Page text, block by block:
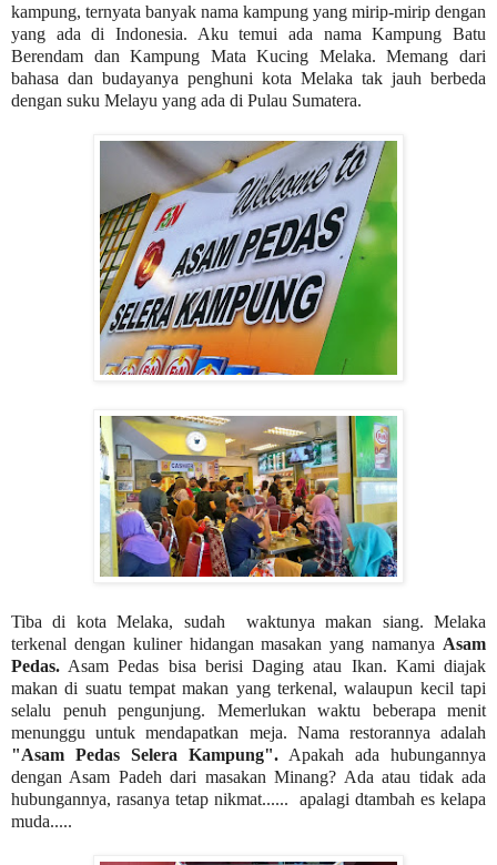
kampung, ternyata banyak nama kampung yang mirip-mirip dengan
yang ada di Indonesia. Aku temui ada nama Kampung Batu
Berendam dan Kampung Mata Kucing Melaka. Memang dari
bahasa dan budayanya penghuni kota Melaka tak jauh berbeda
dengan suku Melayu yang ada di Pulau Sumatera.
Tiba di kota Melaka, sudah waktunya makan siang. Melaka
terkenal dengan kuliner hidangan masakan yang namanya Asam
Pedas. Asam Pedas bisa berisi Daging atau Ikan. Kami diajak
makan di suatu tempat makan yang terkenal, walaupun kecil tapi
selalu penuh pengunjung. Memerlukan waktu beberapa menit
menunggu untuk mendapatkan meja. Nama restorannya adalah
"Asam Pedas Selera Kampung". Apakah ada hubungannya
dengan Asam Padeh dari masakan Minang? Ada atau tidak ada
hubungannya, rasanya tetap nikmat......
apalagi dtambah es kelapa
muda.....